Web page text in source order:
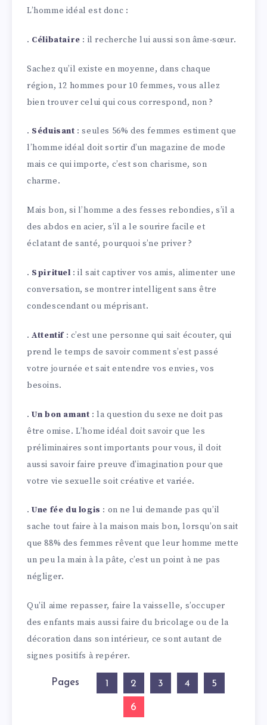
L’homme idéal est donc :
. Célibataire : il recherche lui aussi son âme-sœur.
Sachez qu’il existe en moyenne, dans chaque
région, 12 hommes pour 10 femmes, vous allez
bien trouver celui qui cous correspond, non ?
. Séduisant : seules 56% des femmes estiment que
l’homme idéal doit sortir d’un magazine de mode
mais ce qui importe, c’est son charisme, son
charme.
Mais bon, si l’homme a des fesses rebondies, s’il a
des abdos en acier, s’il a le sourire facile et
éclatant de santé, pourquoi s’ne priver ?
. Spirituel : il sait captiver vos amis, alimenter une
conversation, se montrer intelligent sans être
condescendant ou méprisant.
.Attentif: c’est une personne qui sait écouter, qui
prend le temps de savoir comment s’est passé
votre journée et sait entendre vos envies, vos
besoins.
.Un bon amant : la question du sexe ne doit pas
être omise. L’home idéal doit savoir que les
préliminaires sont importants pour vous, il doit
aussi savoir faire preuve d’imagination pour que
votre vie sexuelle soit créative et variée.
.Une fée du logis : on ne lui demande pas qu’il
sache tout faire à la maison mais bon, lorsqu’on sait
que 88% des femmes rêvent que leur homme mette
un peu la main à la pâte, c’est un point à ne pas
négliger.
Qu’il aime repasser, faire la vaisselle, s’occuper
des enfants mais aussi faire du bricolage ou de la
décoration dans son intérieur, ce sont autant de
signes positifs à repérer.
Pages 1 2 3 4 5
6